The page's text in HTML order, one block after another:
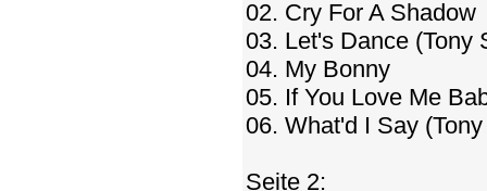
02. Cry For A Shadow
03. Let's Dance (Tony
04. My Bonny
05. If You Love Me
06. What'd I Say
Seite 2: